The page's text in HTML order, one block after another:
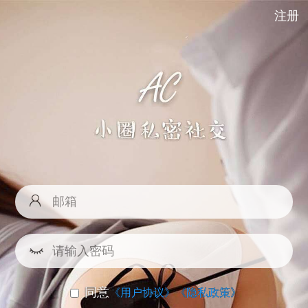
注册
同意《用户协议》《隐私政策》